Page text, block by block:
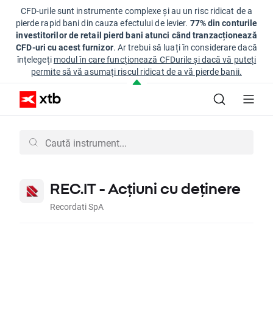
CFD-urile sunt instrumente complexe și au un risc ridicat de a
pierde rapid bani din cauza efectului de levier. 77% din conturile
investitorilor de retail pierd bani atunci când tranzacționează
CFD-uri cu acest furnizor. Ar trebui să luați în considerare dacă
înțelegeți modul în care funcționează CFDurile și dacă vă puteți
permite să vă asumați riscul ridicat de a vă pierde banii.
REC.IT - Acțiuni cu deținere
Recordati SpA